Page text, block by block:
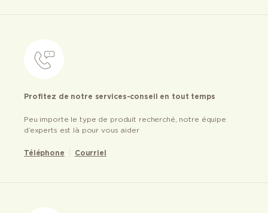
Profitez de notre services-conseil en tout temps
Peu importe le type de produit recherché, notre équipe
d’experts est là pour vous aider
Téléphone Courriel